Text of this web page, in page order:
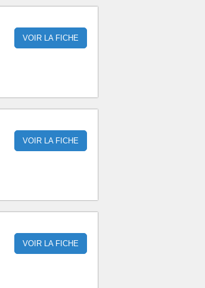
VOIR LA FICHE
VOIR LA FICHE
VOIR LA FICHE